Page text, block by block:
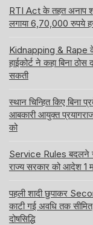
RTI Act के तहत अनाप
लगाया 6,70,000 रुपये
Kidnapping & Rape के
हाईकोर्ट ने कहा बिना
सकती
स्थान चिन्हित किए
आबकारी आयुक्त
को
Service Rules बदलने से
राज्य सरकार को आदेश 1
पहली शादी छुपाकर
काटी गई अवधि तक
दोषसिद्धि